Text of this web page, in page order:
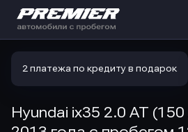
2 платежа по кредиту в подарок
Hyundai ix35 2.0 AT (150